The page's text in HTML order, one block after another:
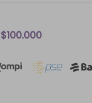
$100.000